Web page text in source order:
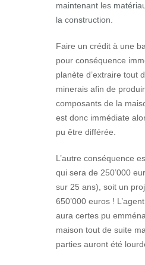
maintenant les
la construction.
Faire un crédit à une
pour conséquence
planète d’extraire tout
minerais afin de
composants de la
est donc immédiate
pu être différée.
L’autre conséquence
qui sera de 250’000
sur 25 ans), soit un
650’000 euros !
aura certes pu
maison tout de suite
parties auront été